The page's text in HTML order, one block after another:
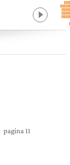
pagina 11